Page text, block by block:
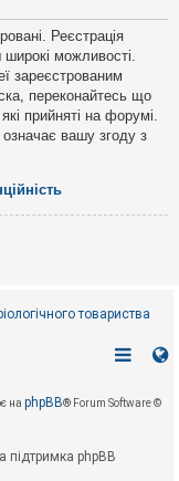
Реєстрація
можливості.
зареєстрованим
переконайтесь що
прийняті на форумі.
вашу згоду з
товариства
на phpBB® Forum Software ©
підтримка phpBB